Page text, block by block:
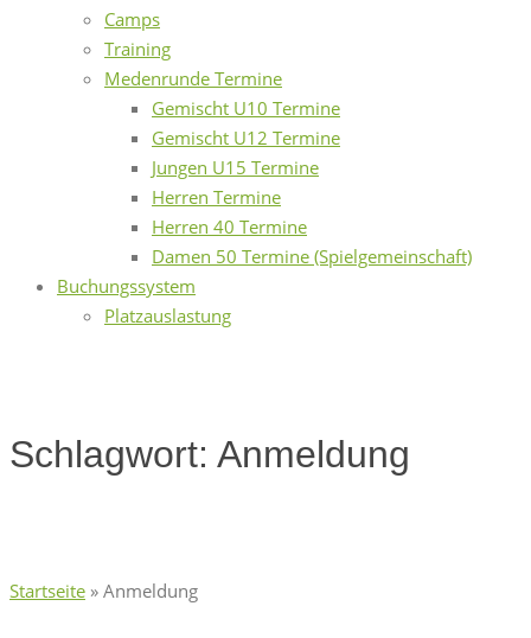
Camps
Training
Medenrunde Termine
Gemischt U10 Termine
Gemischt U12 Termine
Jungen U15 Termine
Herren Termine
Herren 40 Termine
Damen 50 Termine (Spielgemeinschaft)
Buchungssystem
Platzauslastung
Schlagwort: Anmeldung
Startseite » Anmeldung